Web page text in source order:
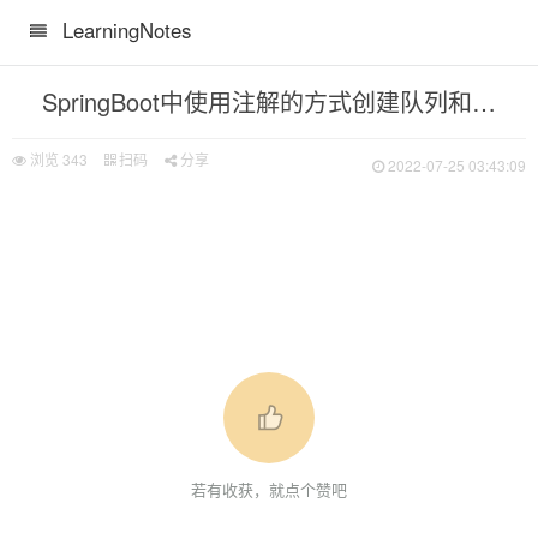
LearningNotes
SpringBoot中使用注解的方式创建队列和交换机
浏览 343 扫码 分享 2022-07-25 03:43:09
若有收获，就点个赞吧